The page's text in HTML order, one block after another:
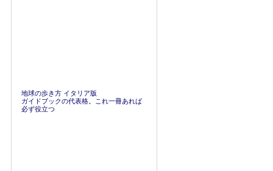
地球の歩き方 イタリア版
ガイドブックの代表格。これ一冊あれば
必ず役立つ